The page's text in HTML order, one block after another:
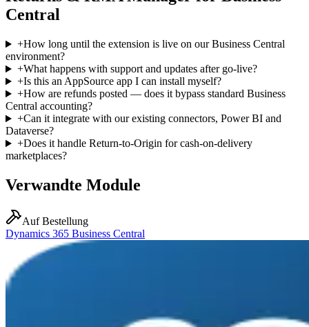
Central
+How long until the extension is live on our Business Central
environment?
+What happens with support and updates after go-live?
+Is this an AppSource app I can install myself?
+How are refunds posted — does it bypass standard Business
Central accounting?
+Can it integrate with our existing connectors, Power BI and
Dataverse?
+Does it handle Return-to-Origin for cash-on-delivery
marketplaces?
Verwandte Module
Auf Bestellung
Dynamics 365 Business Central